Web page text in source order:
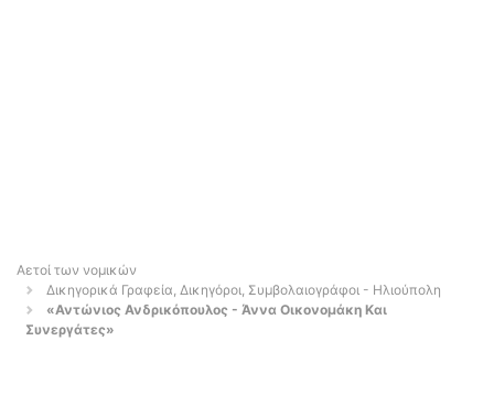
Αετοί των νομικών
Δικηγορικά Γραφεία, Δικηγόροι, Συμβολαιογράφοι - Ηλιούπολη
«Αντώνιος Ανδρικόπουλος - Άννα Οικονομάκη Και
Συνεργάτες»